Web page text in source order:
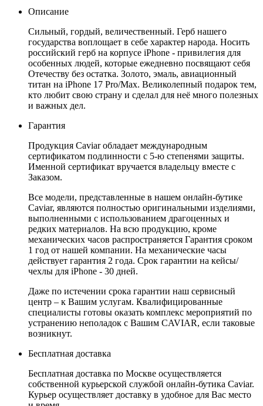
Описание
Сильный, гордый, величественный. Герб нашего
государства воплощает в себе характер народа. Носить
российский герб на корпусе iPhone - привилегия для
особенных людей, которые ежедневно посвящают себя
Отечеству без остатка. Золото, эмаль, авиационный
титан на iPhone 17 Pro/Max. Великолепный подарок тем,
кто любит свою страну и сделал для неё много полезных
и важных дел.
Гарантия
Продукция Caviar обладает международным
сертификатом подлинности с 5-ю степенями защиты.
Именной сертификат вручается владельцу вместе с
Заказом.
Все модели, представленные в нашем онлайн-бутике
Caviar, являются полностью оригинальными изделиями,
выполненными с использованием драгоценных и
редких материалов. На всю продукцию, кроме
механических часов распространяется Гарантия сроком
1 год от нашей компании. На механические часы
действует гарантия 2 года. Срок гарантии на кейсы/
чехлы для iPhone - 30 дней.
Даже по истечении срока гарантии наш сервисный
центр – к Вашим услугам. Квалифицированные
специалисты готовы оказать комплекс мероприятий по
устранению неполадок с Вашим CAVIAR, если таковые
возникнут.
Бесплатная доставка
Бесплатная доставка по Москве осуществляется
собственной курьерской службой онлайн-бутика Caviar.
Курьер осуществляет доставку в удобное для Вас место